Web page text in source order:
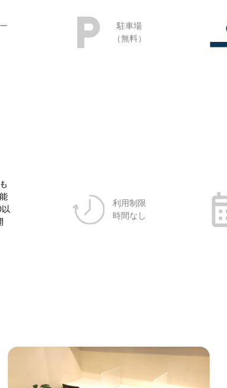
駐車場
（無料）
以
利用制限
時間なし